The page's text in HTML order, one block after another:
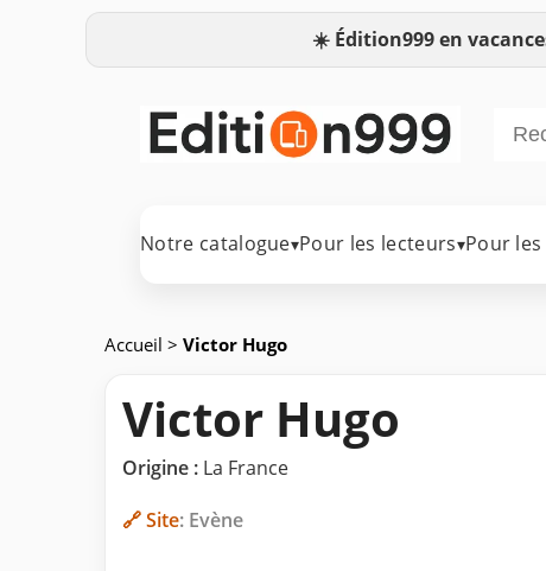
☀️ Édition999 en
Notre catalogue▾Pour les lecteurs▾Pour
Accueil > Victor Hugo
Victor Hugo
Origine : La France
🔗 Site: Evène